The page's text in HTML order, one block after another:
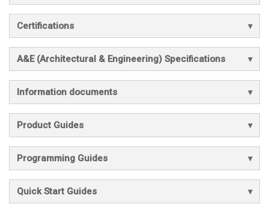
Certifications
A&E (Architectural & Engineering) Specifications
Information documents
Product Guides
Programming Guides
Quick Start Guides